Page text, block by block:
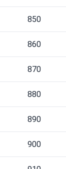
850
860
870
880
890
900